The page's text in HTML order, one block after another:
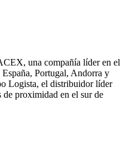
una compañía líder en el
España, Portugal, Andorra y
Logista, el distribuidor líder
proximidad en el sur de